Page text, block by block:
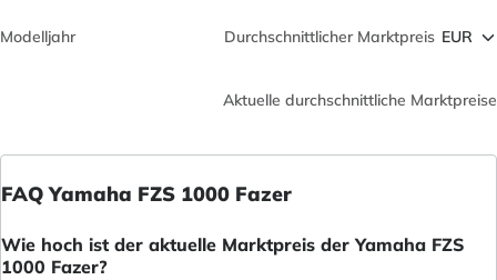
Modelljahr Durchschnittlicher Marktpreis
Aktuelle durchschnittliche Marktpreise
FAQ Yamaha FZS 1000 Fazer
Wie hoch ist der aktuelle Marktpreis der Yamaha FZS
1000 Fazer?